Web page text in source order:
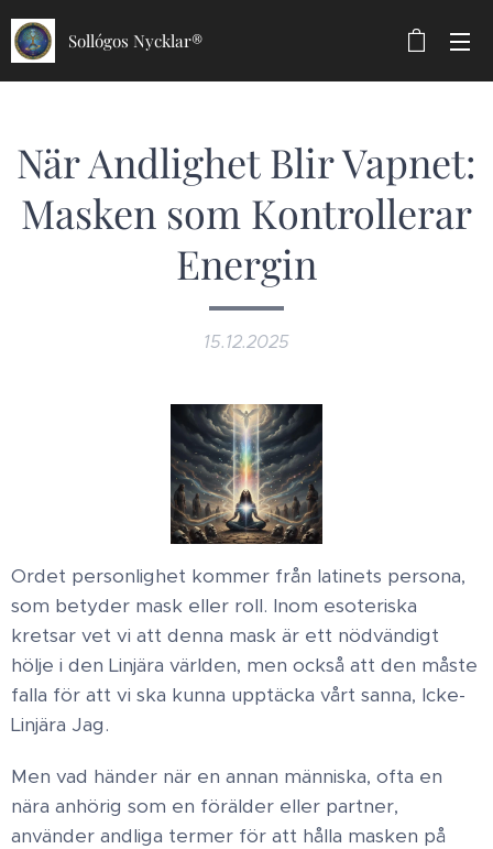
Sollógos Nycklar®
När Andlighet Blir Vapnet:
Masken som Kontrollerar
Energin
15.12.2025
Ordet personlighet kommer från latinets persona,
som betyder mask eller roll. Inom esoteriska
kretsar vet vi att denna mask är ett nödvändigt
hölje i den Linjära världen, men också att den måste
falla för att vi ska kunna upptäcka vårt sanna, Icke-
Linjära Jag. ​
Men vad händer när en annan människa, ofta en
nära anhörig som en förälder eller partner,
använder andliga termer för att hålla masken på